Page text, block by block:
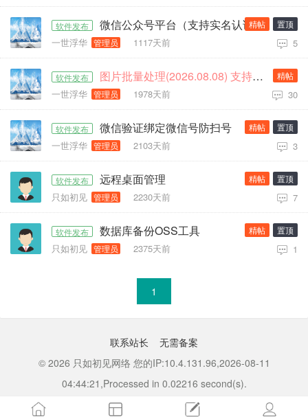
软件发布 微信公众号平台（支持实名认证系统）
一世浮华 管理员 1117天前 5
精帖 置顶
软件发布 图片批量处理(2026.08.08) 支持PAK JPK
一世浮华 管理员 1978天前 30
精帖
软件发布 微信验证绑定微信号防扫号
一世浮华 管理员 2103天前 3
精帖 置顶
软件发布 远程桌面管理
只如初见 管理员 2230天前 7
精帖 置顶
软件发布 数据库备份OSS工具
只如初见 管理员 2375天前 1
精帖 置顶
1
联系站长
无需备案
© 2026 只如初见网络 您的IP:10.4.131.96,2026-08-11
04:44:21,Processed in 0.02216 second(s).
Powered by HadSky 8.5.7